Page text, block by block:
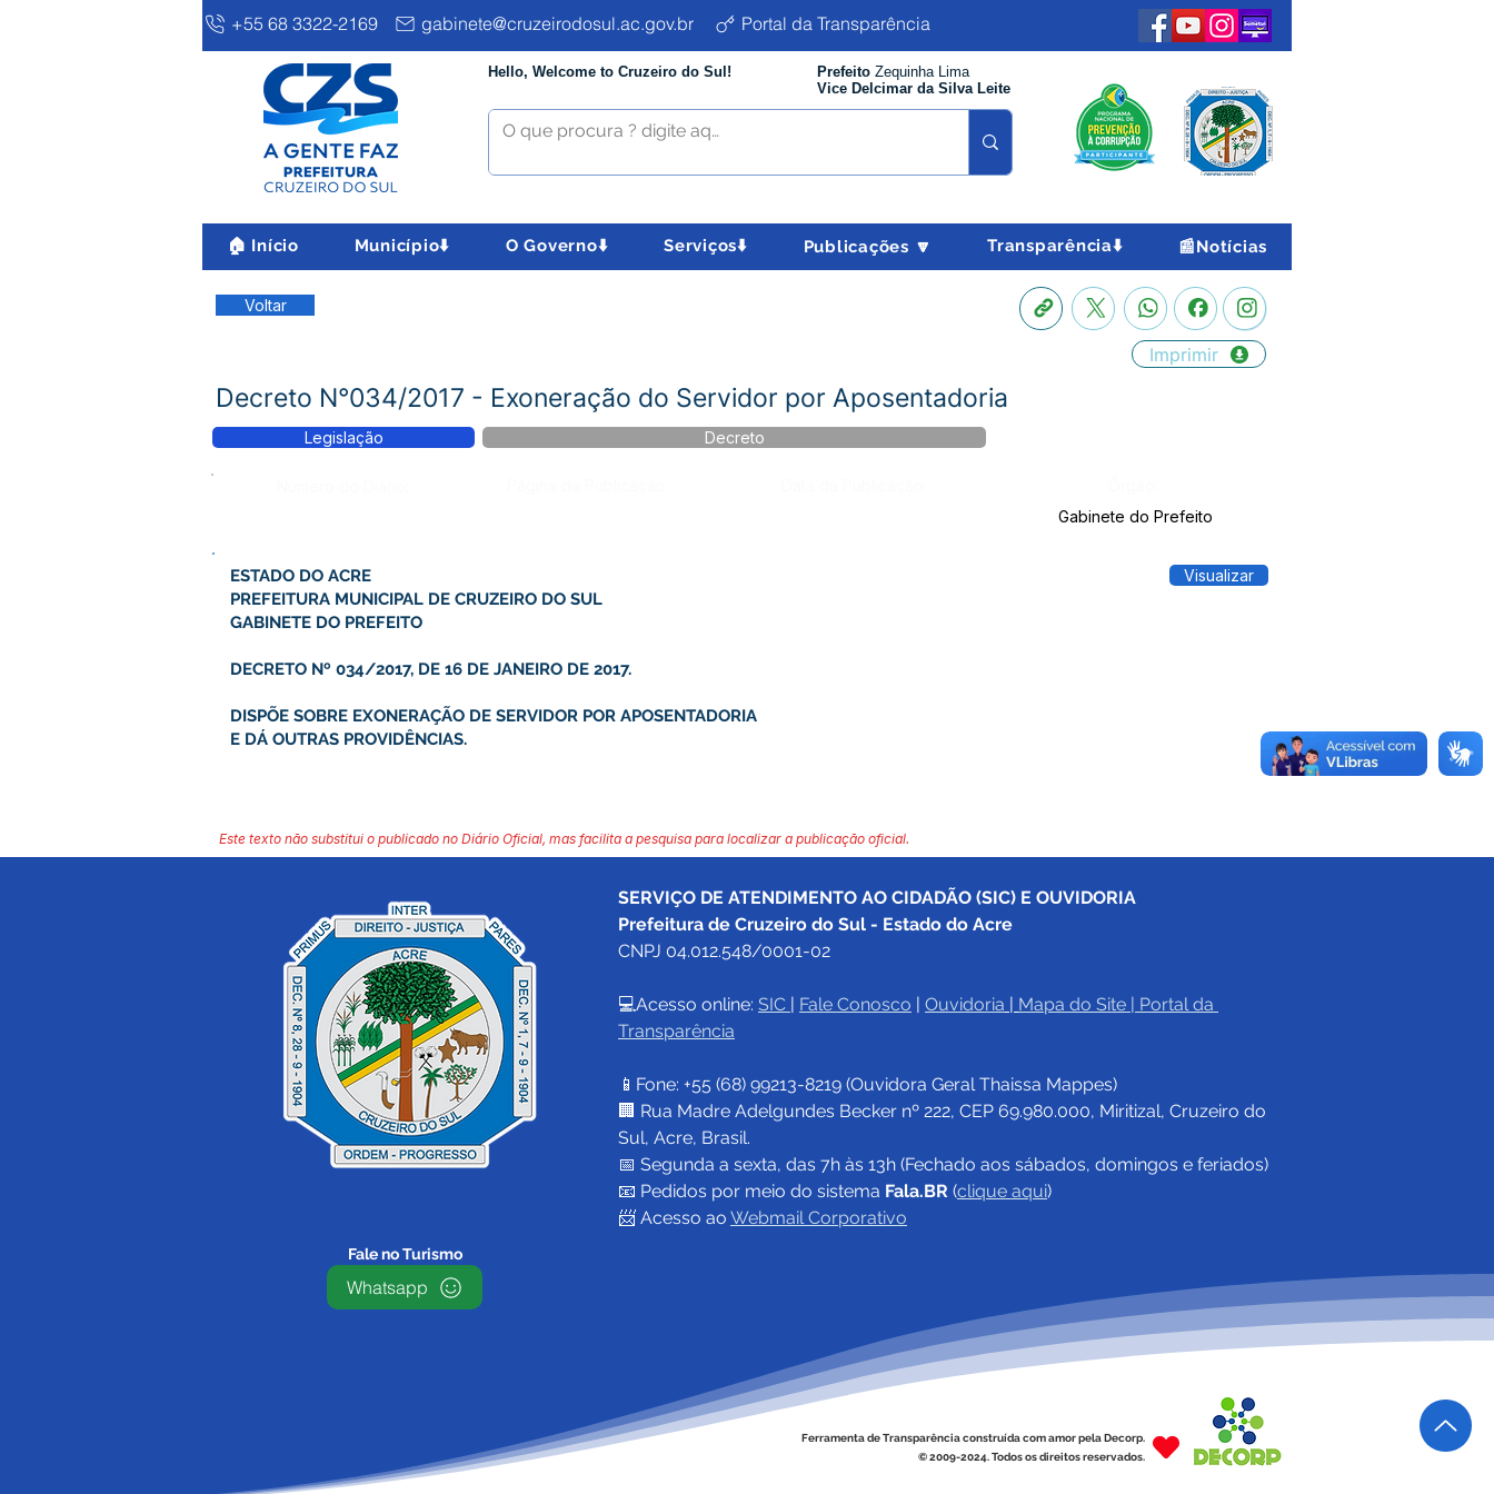
+55 68 3322-2169 gabinete@cruzeirodosul.ac.gov.br Portal da Transparência
Hello, Welcome to Cruzeiro do Sul! Prefeito Zequinha Lima
Vice Delcimar da Silva Leite
🏠 Início Município⬇️ O Governo⬇️ Serviços⬇️ Publicações 🔽 Transparência⬇️ 📰Notícias
Voltar
Imprimir
Decreto N°034/2017 - Exoneração do Servidor por Aposentadoria
Legislação Decreto
Gabinete do Prefeito
ESTADO DO ACRE
PREFEITURA MUNICIPAL DE CRUZEIRO DO SUL
GABINETE DO PREFEITO
DECRETO Nº 034/2017, DE 16 DE JANEIRO DE 2017.
DISPÕE SOBRE EXONERAÇÃO DE SERVIDOR POR APOSENTADORIA
E DÁ OUTRAS PROVIDÊNCIAS.
Visualizar
Este texto não substitui o publicado no Diário Oficial, mas facilita a pesquisa para localizar a publicação oficial.
SERVIÇO DE ATENDIMENTO AO CIDADÃO (SIC) E OUVIDORIA
Prefeitura de Cruzeiro do Sul - Estado do Acre
CNPJ 04.012.548/0001-02
💻Acesso online: SIC | Fale Conosco | Ouvidoria | Mapa do Site | Portal da
Transparência
📱Fone: +55 (68) 99213-8219 (Ouvidora Geral Thaissa Mappes)
🏢 Rua Madre Adelgundes Becker nº 222, CEP 69.980.000, Miritizal, Cruzeiro do
Sul, Acre, Brasil.
📅 Segunda a sexta, das 7h às 13h (Fechado aos sábados, domingos e feriados)
📧 Pedidos por meio do sistema Fala.BR (clique aqui)
📨 Acesso ao Webmail Corporativo
Fale no Turismo
Whatsapp
Ferramenta de Transparência construída com amor pela Decorp.
© 2009-2024. Todos os direitos reservados.